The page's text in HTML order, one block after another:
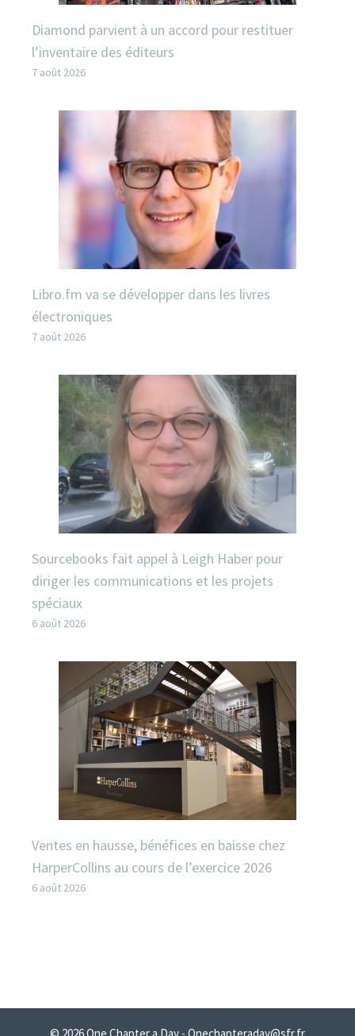
Diamond parvient à un accord pour restituer
l’inventaire des éditeurs
7 août 2026
Libro.fm va se développer dans les livres
électroniques
7 août 2026
Sourcebooks fait appel à Leigh Haber pour
diriger les communications et les projets
spéciaux
6 août 2026
Ventes en hausse, bénéfices en baisse chez
HarperCollins au cours de l’exercice 2026
6 août 2026